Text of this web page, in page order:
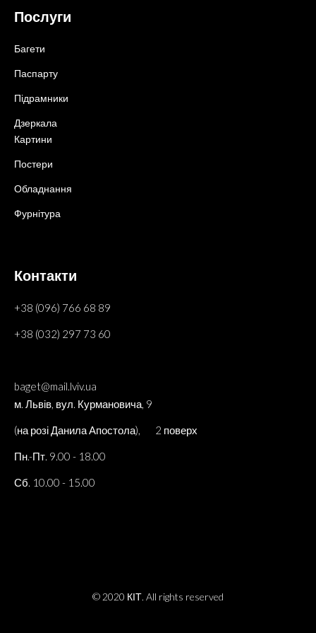
Послуги
Багети
Паспарту
Підрамники
Дзеркала
Картини
Постери
Обладнання
Фурнітура
Контакти
+38 (096) 766 68 89
+38 (032) 297 73 60
baget@mail.lviv.ua
м. Львів, вул. Курмановича, 9
(на розі Данила Апостола), 2 поверх
Пн.-Пт. 9.00 - 18.00
Сб. 10.00 - 15.00
© 2020 КІТ. All rights reserved